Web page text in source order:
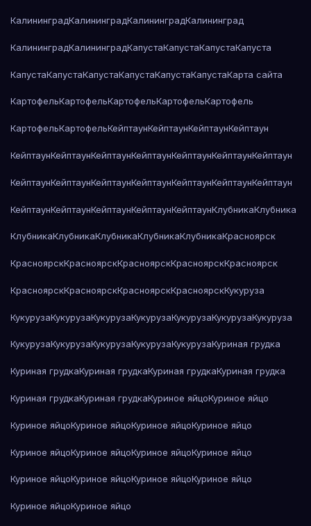
КалининградКалининградКалининградКалининград
КалининградКалининградКапустаКапустаКапустаКапуста
КапустаКапустаКапустаКапустаКапустаКапустаКарта сайта
КартофельКартофельКартофельКартофельКартофель
КартофельКартофельКейптаунКейптаунКейптаунКейптаун
КейптаунКейптаунКейптаунКейптаунКейптаунКейптаунКейптаун
КейптаунКейптаунКейптаунКейптаунКейптаунКейптаунКейптаун
КейптаунКейптаунКейптаунКейптаунКейптаунКлубникаКлубника
КлубникаКлубникаКлубникаКлубникаКлубникаКрасноярск
КрасноярскКрасноярскКрасноярскКрасноярскКрасноярск
КрасноярскКрасноярскКрасноярскКрасноярскКукуруза
КукурузаКукурузаКукурузаКукурузаКукурузаКукурузаКукуруза
КукурузаКукурузаКукурузаКукурузаКукурузаКуриная грудка
Куриная грудкаКуриная грудкаКуриная грудкаКуриная грудка
Куриная грудкаКуриная грудкаКуриное яйцоКуриное яйцо
Куриное яйцоКуриное яйцоКуриное яйцоКуриное яйцо
Куриное яйцоКуриное яйцоКуриное яйцоКуриное яйцо
Куриное яйцоКуриное яйцоКуриное яйцоКуриное яйцо
Куриное яйцоКуриное яйцо